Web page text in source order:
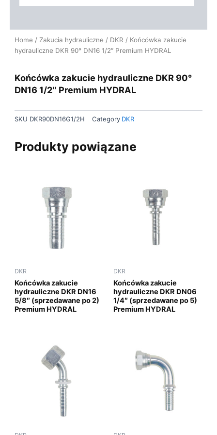
Home / Zakucia hydrauliczne / DKR / Końcówka zakucie
hydrauliczne DKR 90° DN16 1/2″ Premium HYDRAL
Końcówka zakucie hydrauliczne DKR 90°
DN16 1/2″ Premium HYDRAL
SKU DKR90DN16G1/2H Category DKR
Produkty powiązane
DKR
Końcówka zakucie
hydrauliczne DKR DN16
5/8″ (sprzedawane po 2)
Premium HYDRAL
DKR
Końcówka zakucie
hydrauliczne DKR DN06
1/4″ (sprzedawane po 5)
Premium HYDRAL